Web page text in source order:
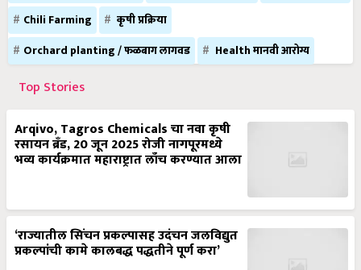
Chili Farming
कृषी प्रक्रिया
Orchard planting / फळबाग लागवड
Health मानवी आरोग्य
Top Stories
Arqivo, Tagros Chemicals चा नवा कृषी
रसायन ब्रँड, 20 जून 2025 रोजी नागपूरमध्ये
भव्य कार्यक्रमात महाराष्ट्रात लाँच करण्यात आला
‘राज्यातील सिंचन प्रकल्पासह उदंचन जलविद्युत
प्रकल्पांची कामे कालबद्ध पद्धतीने पूर्ण करा’